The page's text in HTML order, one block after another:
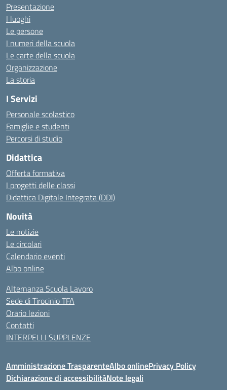
Presentazione
I luoghi
Le persone
I numeri della scuola
Le carte della scuola
Organizzazione
La storia
I Servizi
Personale scolastico
Famiglie e studenti
Percorsi di studio
Didattica
Offerta formativa
I progetti delle classi
Didattica Digitale Integrata (DDI)
Novità
Le notizie
Le circolari
Calendario eventi
Albo online
Alternanza Scuola Lavoro
Sede di Tirocinio TFA
Orario lezioni
Contatti
INTERPELLI SUPPLENZE
Amministrazione TrasparenteAlbo onlinePrivacy Policy
Dichiarazione di accessibilitàNote legali